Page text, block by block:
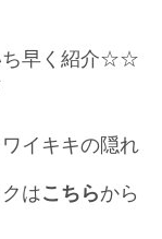
ち早く紹介☆☆
ワイキキの隠れ
はこちらから